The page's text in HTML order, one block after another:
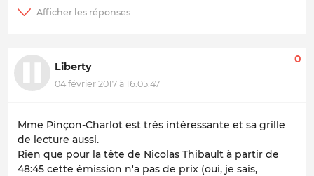
Liberty
04 février 2017 à 16:05:47
0
Mme Pinçon-Charlot est très intéressante et sa grille
de lecture aussi.
Rien que pour la tête de Nicolas Thibault à partir de
48:45 cette émission n'a pas de prix (oui, je sais,